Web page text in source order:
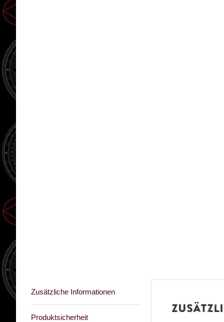
Zusätzliche Informationen
Produktsicherheit